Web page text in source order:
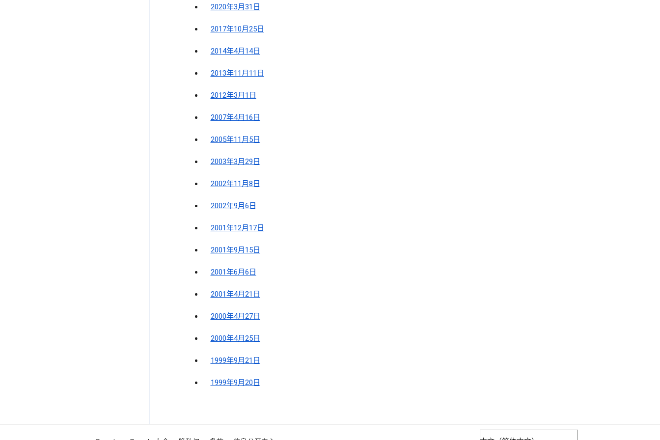
2020年3月31日
2017年10月25日
2014年4月14日
2013年11月11日
2012年3月1日
2007年4月16日
2005年11月5日
2003年3月29日
2002年11月8日
2002年9月6日
2001年12月17日
2001年9月15日
2001年6月6日
2001年4月21日
2000年4月27日
2000年4月25日
1999年9月21日
1999年9月20日